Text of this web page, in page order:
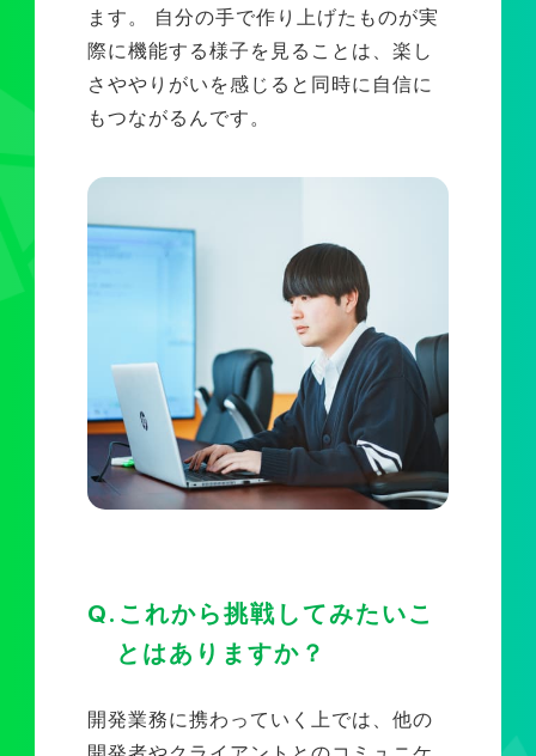
ます。 自分の手で作り上げたものが実
際に機能する様子を見ることは、楽し
さややりがいを感じると同時に自信に
もつながるんです。
Q.これから挑戦してみたいこ
とはありますか？
開発業務に携わっていく上では、他の